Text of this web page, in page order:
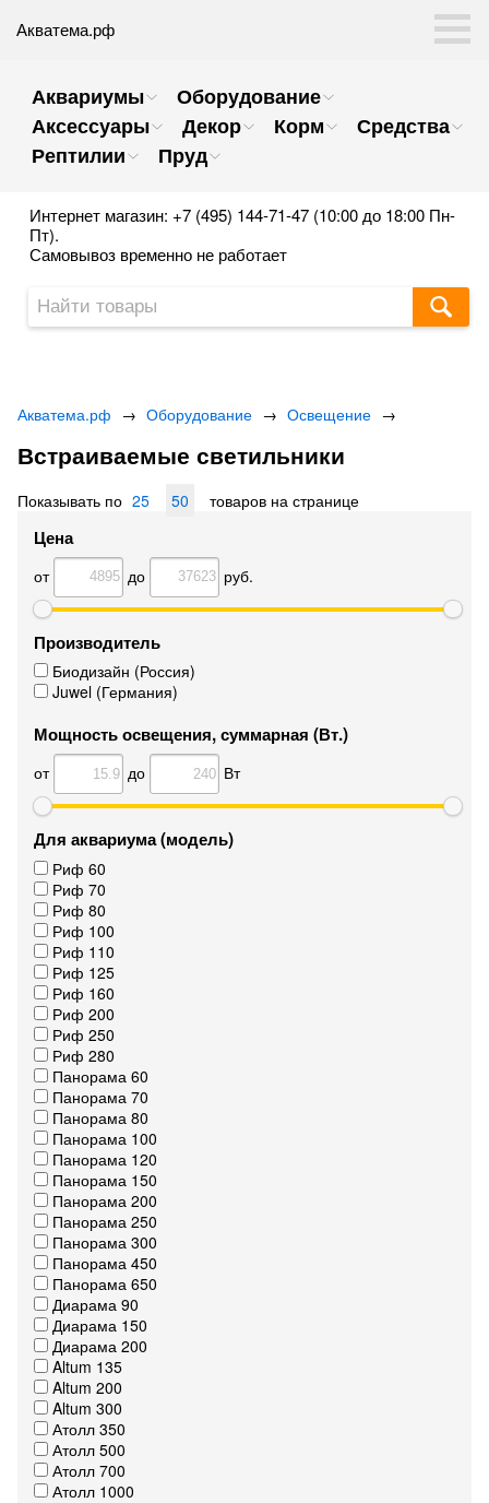
Акватема.рф
Аквариумы
Оборудование
Аксессуары
Декор Корм
Средства
Рептилии
Пруд
Интернет магазин: +7 (495) 144-71-47 (10:00 до 18:00 Пн-
Пт).
Самовывоз временно не работает
Акватема.рф → Оборудование → Освещение →
Встраиваемые светильники
Показывать по 25 50 товаров на странице
Цена
от до руб.
Производитель
Биодизайн (Россия)
Juwel (Германия)
Мощность освещения, суммарная (Вт.)
от до Вт
Для аквариума (модель)
Риф 60
Риф 70
Риф 80
Риф 100
Риф 110
Риф 125
Риф 160
Риф 200
Риф 250
Риф 280
Панорама 60
Панорама 70
Панорама 80
Панорама 100
Панорама 120
Панорама 150
Панорама 200
Панорама 250
Панорама 300
Панорама 450
Панорама 650
Диарама 90
Диарама 150
Диарама 200
Altum 135
Altum 200
Altum 300
Атолл 350
Атолл 500
Атолл 700
Атолл 1000